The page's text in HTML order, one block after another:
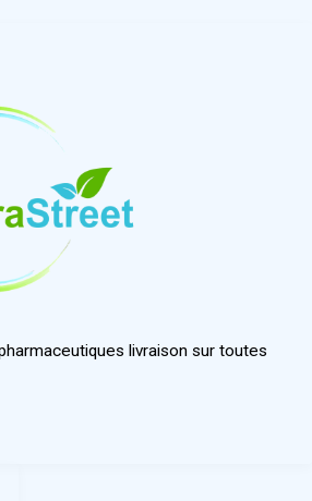
livraison sur toutes